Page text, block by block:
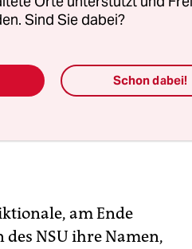
am Ende
NSU ihre Namen,
Sind Sie dabei?
Schon dabei!